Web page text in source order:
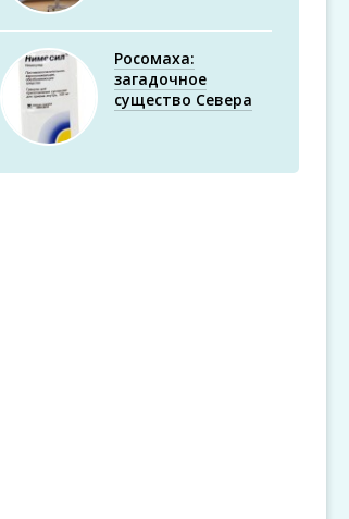
Росомаха:
загадочное
существо Севера